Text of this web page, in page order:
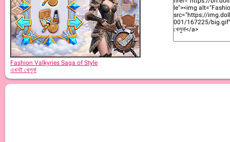
Fashion Valkyries Saga of Style
এখনই খেলুন!